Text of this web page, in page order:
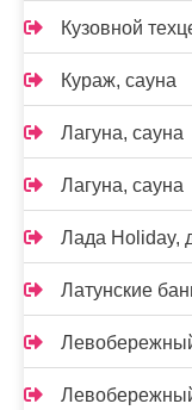
Кузовной
Кураж, сауна
Лагуна, сауна
Лагуна, сауна
Лада Holidаy,
Латунские